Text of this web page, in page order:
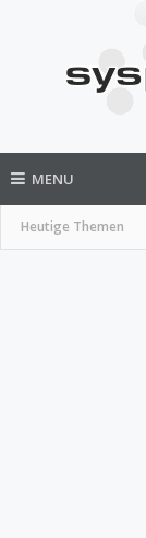
MENU
Heutige Themen